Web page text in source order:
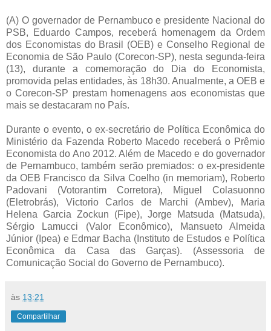
(A) O governador de Pernambuco e presidente Nacional do
PSB, Eduardo Campos, receberá homenagem da Ordem
dos Economistas do Brasil (OEB) e Conselho Regional de
Economia de São Paulo (Corecon-SP), nesta segunda-feira
(13), durante a comemoração do Dia do Economista,
promovida pelas entidades, às 18h30. Anualmente, a OEB e
o Corecon-SP prestam homenagens aos economistas que
mais se destacaram no País.
Durante o evento, o ex-secretário de Política Econômica do
Ministério da Fazenda Roberto Macedo receberá o Prêmio
Economista do Ano 2012. Além de Macedo e do governador
de Pernambuco, também serão premiados: o ex-presidente
da OEB Francisco da Silva Coelho (in memoriam), Roberto
Padovani (Votorantim Corretora), Miguel Colasuonno
(Eletrobrás), Victorio Carlos de Marchi (Ambev), Maria
Helena Garcia Zockun (Fipe), Jorge Matsuda (Matsuda),
Sérgio Lamucci (Valor Econômico), Mansueto Almeida
Júnior (Ipea) e Edmar Bacha (Instituto de Estudos e Política
Econômica da Casa das Garças). (Assessoria de
Comunicação Social do Governo de Pernambuco).
às 13:21
Compartilhar